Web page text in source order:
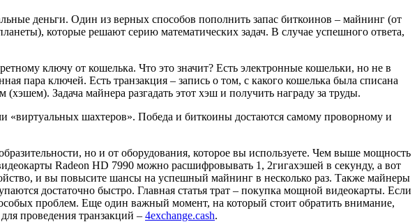
деньги. Один из верных способов пополнить запас биткоинов – майнинг (от
которые решают серию математических задач. В случае успешного ответа,
ключу от кошелька. Что это значит? Есть электронные кошельки, но не в
пара ключей. Есть транзакция – запись о том, с какого кошелька была списана
Задача майнера разгадать этот хэш и получить награду за труды.
«виртуальных шахтеров». Победа и биткоины достаются самому проворному и
но и от оборудования, которое вы используете. Чем выше мощность
Radeon HD 7990 можно расшифровывать 1, 2гигахэшей в секунду, а вот
и вы повысите шансы на успешный майнинг в несколько раз. Также майнеры
достаточно быстро. Главная статья трат – покупка мощной видеокарты. Если
проблем. Еще один важный момент, на который стоит обратить внимание,
проведения транзакций – 4exchange.cash.